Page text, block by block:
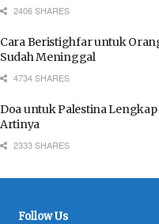
2406 SHARES
Cara Beristighfar untuk
Sudah Meninggal
4734 SHARES
Doa untuk Palestina Lengkap
Artinya
2333 SHARES
Follow Us